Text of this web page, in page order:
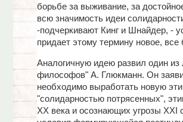
борьбе за выживание, за
всю значимость идеи
-подчеркивают Кинг и Шнайдер, -
придает этому термину новое, все
Аналогичную идею развил один
философов" А. Глюкманн. Он
необходимо выработать новую
"солидарностью потрясенных",
XX века и осознающих угрозы XXI